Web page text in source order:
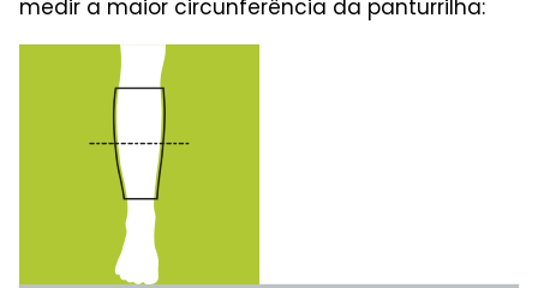
medir a maior circunferência da panturrilha: